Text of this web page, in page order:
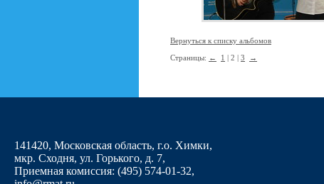
Вернуться к списку альбомов
Страницы: ← 1 | 2 | 3 →
141420, Московская область, г.о. Химки,
мкр. Сходня, ул. Горького, д. 7,
Приемная комиссия: (495) 574-01-32,